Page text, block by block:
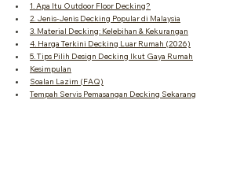
1. Apa Itu Outdoor Floor Decking?
2. Jenis-Jenis Decking Popular di Malaysia
3. Material Decking: Kelebihan & Kekurangan
4. Harga Terkini Decking Luar Rumah (2026)
5. Tips Pilih Design Decking Ikut Gaya Rumah
Kesimpulan
Soalan Lazim (FAQ)
Tempah Servis Pemasangan Decking Sekarang